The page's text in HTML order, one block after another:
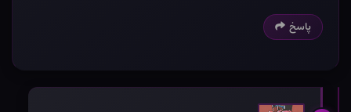
پاسخ